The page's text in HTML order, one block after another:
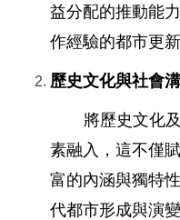
益分配的推動能
作經驗的都市更新
歷史文化與社會
將歷史文化
素融入，這不僅
富的內涵與獨特
代都市形成與演